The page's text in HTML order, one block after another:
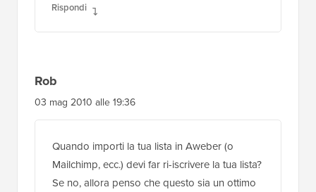
Rispondi
Rob
03 mag 2010 alle 19:36
Quando importi la tua lista in Aweber (o
Mailchimp, ecc.) devi far ri-iscrivere la tua lista?
Se no, allora penso che questo sia un ottimo